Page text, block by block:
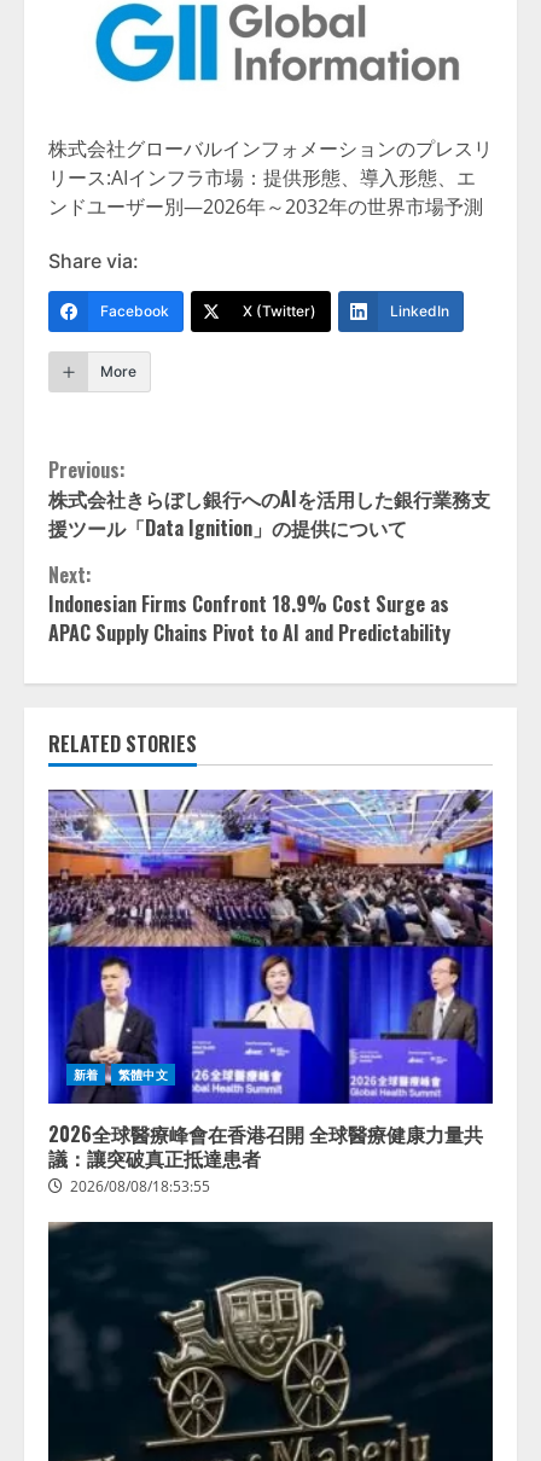
株式会社グローバルインフォメーションのプレスリ
リース:AIインフラ市場：提供形態、導入形態、エ
ンドユーザー別―2026年～2032年の世界市場予測
Share via:
Facebook X (Twitter) LinkedIn
More
Continue
Reading
Previous:
株式会社きらぼし銀行へのAIを活用した銀行業務支
援ツール「Data Ignition」の提供について
Next:
Indonesian Firms Confront 18.9% Cost Surge as
APAC Supply Chains Pivot to AI and Predictability
RELATED STORIES
新着 繁體中文
2026全球醫療峰會在香港召開 全球醫療健康力量共
議：讓突破真正抵達患者
2026/08/08/18:53:55